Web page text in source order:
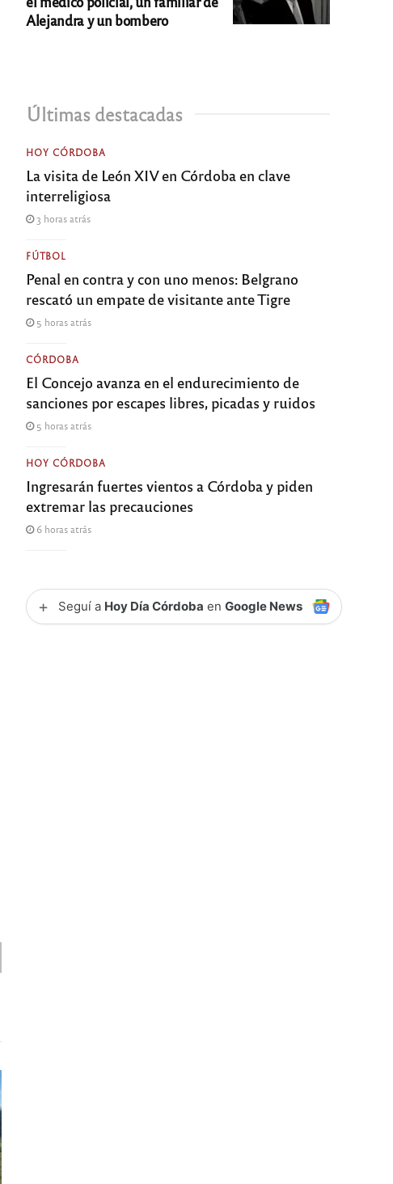
Alejandra y un bombero
Últimas destacadas
HOY CÓRDOBA
La visita de León XIV en Córdoba en clave
interreligiosa
3 horas atrás
FÚTBOL
Penal en contra y con uno menos: Belgrano
rescató un empate de visitante ante Tigre
5 horas atrás
CÓRDOBA
El Concejo avanza en el endurecimiento de
sanciones por escapes libres, picadas y ruidos
5 horas atrás
HOY CÓRDOBA
Ingresarán fuertes vientos a Córdoba y piden
extremar las precauciones
6 horas atrás
+ Seguí a Hoy Día Córdoba enGoogle News